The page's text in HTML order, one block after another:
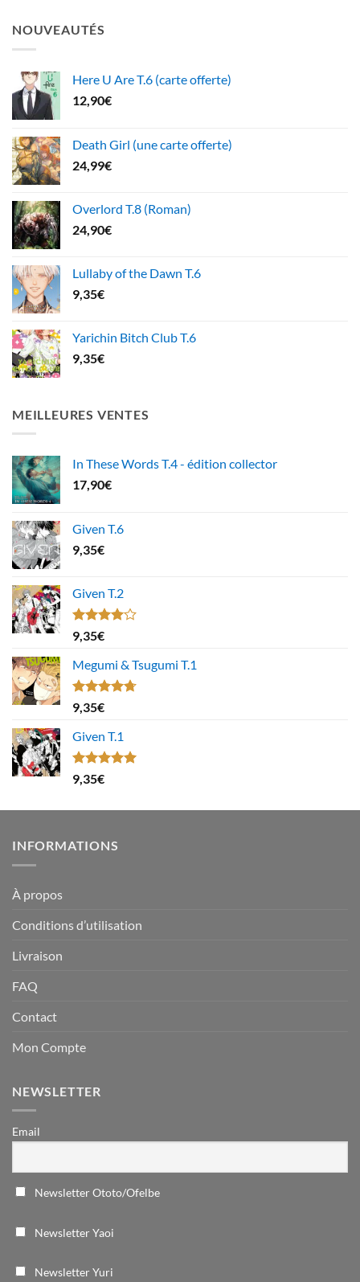
NOUVEAUTÉS
Here U Are T.6 (carte offerte)
12,90€
Death Girl (une carte offerte)
24,99€
Overlord T.8 (Roman)
24,90€
Lullaby of the Dawn T.6
9,35€
Yarichin Bitch Club T.6
9,35€
MEILLEURES VENTES
In These Words T.4 - édition collector
17,90€
Given T.6
9,35€
Given T.2
Note
4.00
5
9,35€
Megumi & Tsugumi T.1
Note4.67
sur 5
9,35€
Given T.1
Note5.00
sur 5
9,35€
INFORMATIONS
À propos
Conditions d’utilisation
Livraison
FAQ
Contact
Mon Compte
NEWSLETTER
Email
Newsletter Ototo/Ofelbe
Newsletter Yaoi
Newsletter Yuri